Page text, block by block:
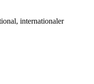
internationaler